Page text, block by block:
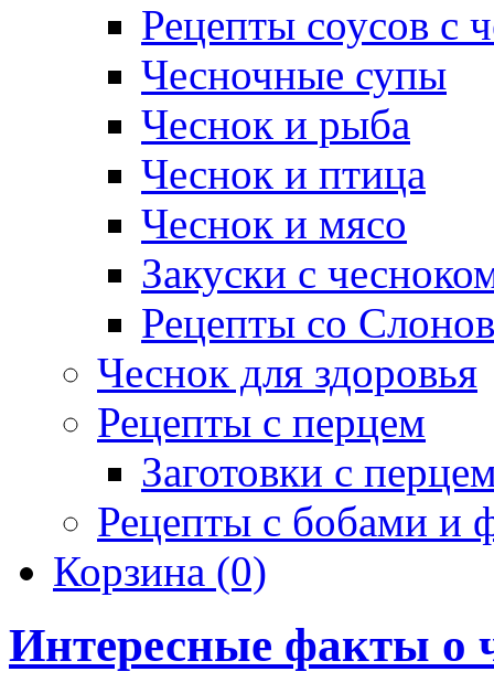
Рецепты соусов с
Чесночные супы
Чеснок и рыба
Чеснок и птица
Чеснок и мясо
Закуски с
Рецепты со
Чеснок для здоровья
Рецепты с перцем
Заготовки с
Рецепты с бобами и
Корзина (0)
Интересные факты о